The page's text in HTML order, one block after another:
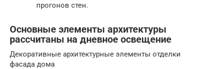
прогонов стен.
Основные элементы архитектуры
рассчитаны на дневное освещение
Декоративные архитектурные элементы отделки
фасада дома